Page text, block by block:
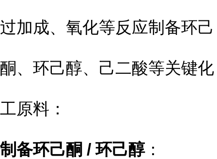
过加成、氧化等反应制备环己
酮、环己醇、己二酸等关键化
工原料：
制备环己酮 / 环己醇：